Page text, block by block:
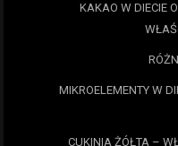
KAKAO W DIECIE
MIKROELEMENTY W
CUKINIA ŻÓŁTA –